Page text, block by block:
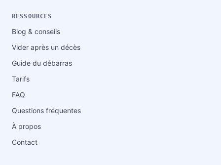
RESSOURCES
Blog & conseils
Vider après un décès
Guide du débarras
Tarifs
FAQ
Questions fréquentes
À propos
Contact